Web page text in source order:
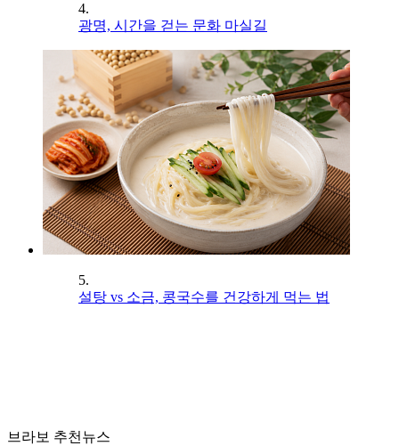
4.
광명, 시간을 걷는 문화 마실길
5.
설탕 vs 소금, 콩국수를 건강하게 먹는 법
브라보 추천뉴스